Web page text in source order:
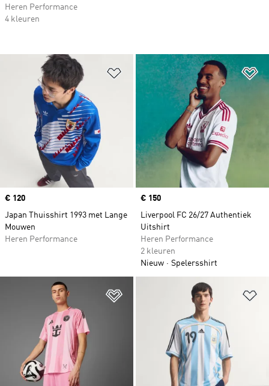
Op verlanglijst zetten
Price
€ 120
Japan Thuisshirt 1993 met Lange
Mouwen
Heren Performance
Price
€ 150
Liverpool FC 26/27 Authentiek
Uitshirt
Heren Performance
2 kleuren
Nieuw
Spelersshirt
Op verlanglijst zetten
Heren Performance
4 kleuren